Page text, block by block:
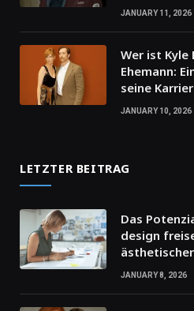
JANUARY 11, 2026
Wer ist Kyle
Ehemann:
seine
JANUARY 10, 2026
LETZTER BEITRAG
Das
design
JANUARY 8, 2026